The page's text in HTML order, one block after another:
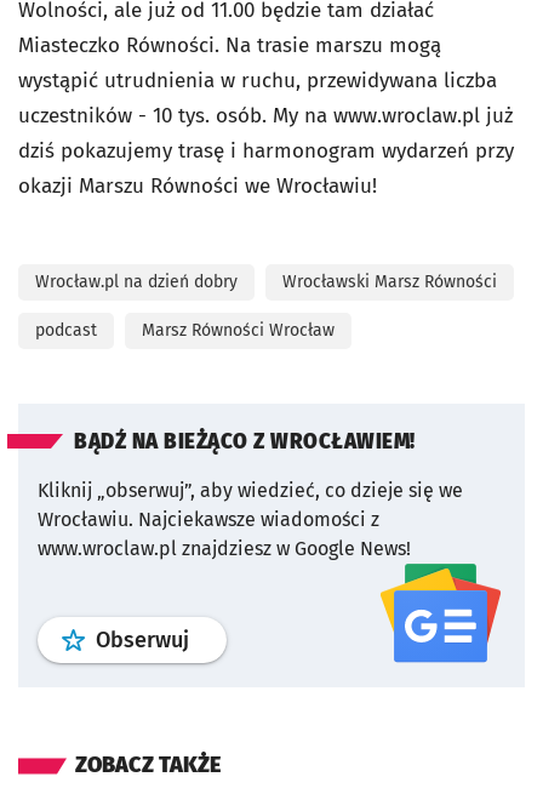
Wolności, ale już od 11.00 będzie tam działać
Miasteczko Równości. Na trasie marszu mogą
wystąpić utrudnienia w ruchu, przewidywana liczba
uczestników - 10 tys. osób. My na www.wroclaw.pl już
dziś pokazujemy trasę i harmonogram wydarzeń przy
okazji Marszu Równości we Wrocławiu!
Wrocław.pl na dzień dobry Wrocławski Marsz Równości
podcast Marsz Równości Wrocław
BĄDŹ NA BIEŻĄCO Z WROCŁAWIEM!
Kliknij „obserwuj”, aby wiedzieć, co dzieje się we
Wrocławiu. Najciekawsze wiadomości z
www.wroclaw.pl znajdziesz w Google News!
Obserwuj profil serwisu
ZOBACZ TAKŻE